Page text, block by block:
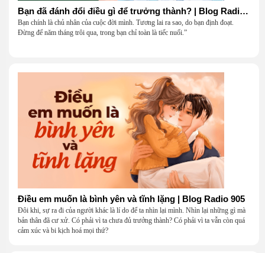
Bạn đã đánh đổi điều gì để trưởng thành? | Blog Radio 906
Bạn chính là chủ nhân của cuộc đời mình. Tương lai ra sao, do bạn định đoạt.
Đừng để năm tháng trôi qua, trong bạn chỉ toàn là tiếc nuối.”
Điều em muốn là bình yên và tĩnh lặng | Blog Radio 905
Đôi khi, sự ra đi của người khác là lí do để ta nhìn lại mình. Nhìn lại những gì mà
bản thân đã cư xử. Có phải vì ta chưa đủ trưởng thành? Có phải vì ta vẫn còn quá
cảm xúc và bi kịch hoá mọi thứ?